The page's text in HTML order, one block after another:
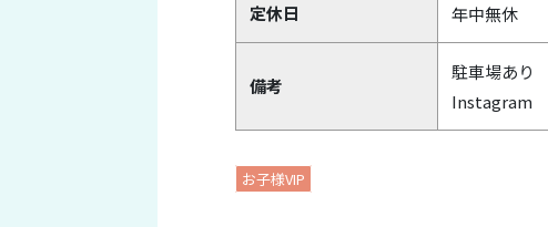
定休日 年中無休
備考
駐車場あり
Instagram
お子様VIP